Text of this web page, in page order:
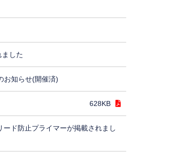
した
お知らせ(開催済)
628KB
ド防止プライマーが掲載されまし